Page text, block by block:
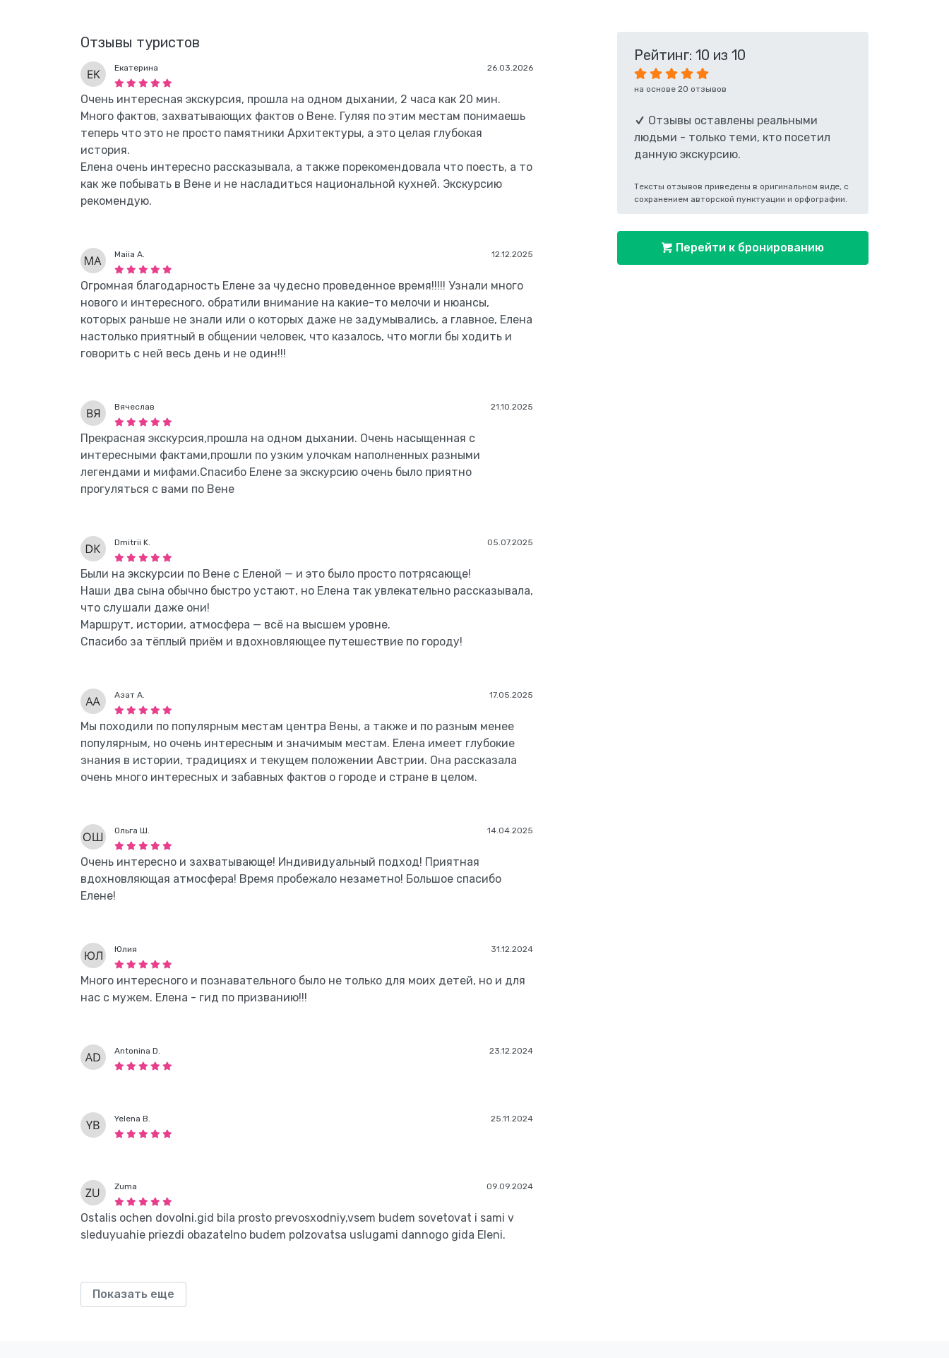
Отзывы туристов
26.03.2026
Екатерина
Очень интересная экскурсия, прошла на одном дыхании, 2 часа как 20 мин.
Много фактов, захватывающих фактов о Вене. Гуляя по этим местам понимаешь
теперь что это не просто памятники Архитектуры, а это целая глубокая
история.
Елена очень интересно рассказывала, а также порекомендовала что поесть, а то
как же побывать в Вене и не насладиться национальной кухней. Экскурсию
рекомендую.
12.12.2025
Maiia A.
Огромная благодарность Елене за чудесно проведенное время!!!!! Узнали много
нового и интересного, обратили внимание на какие-то мелочи и нюансы,
которых раньше не знали или о которых даже не задумывались, а главное, Елена
настолько приятный в общении человек, что казалось, что могли бы ходить и
говорить с ней весь день и не один!!!
21.10.2025
Вячеслав
Прекрасная экскурсия,прошла на одном дыхании. Очень насыщенная с
интересными фактами,прошли по узким улочкам наполненных разными
легендами и мифами.Спасибо Елене за экскурсию очень было приятно
прогуляться с вами по Вене
05.07.2025
Dmitrii K.
Были на экскурсии по Вене с Еленой — и это было просто потрясающе!
Наши два сына обычно быстро устают, но Елена так увлекательно рассказывала,
что слушали даже они!
Маршрут, истории, атмосфера — всё на высшем уровне.
Спасибо за тёплый приём и вдохновляющее путешествие по городу!
17.05.2025
Азат А.
Мы походили по популярным местам центра Вены, а также и по разным менее
популярным, но очень интересным и значимым местам. Елена имеет глубокие
знания в истории, традициях и текущем положении Австрии. Она рассказала
очень много интересных и забавных фактов о городе и стране в целом.
14.04.2025
Ольга Ш.
Очень интересно и захватывающе! Индивидуальный подход! Приятная
вдохновляющая атмосфера! Время пробежало незаметно! Большое спасибо
Елене!
31.12.2024
Юлия
Много интересного и познавательного было не только для моих детей, но и для
нас с мужем. Елена - гид по призванию!!!
23.12.2024
Antonina D.
25.11.2024
Yelena B.
09.09.2024
Zuma
Ostalis ochen dovolni.gid bila prosto prevosxodniy,vsem budem sovetovat i sami v
sleduyuahie priezdi obazatelno budem polzovatsa uslugami dannogo gida Eleni.
Показать еще
Рейтинг: 10 из 10
на основе 20 отзывов
Отзывы оставлены реальными
людьми - только теми, кто посетил
данную экскурсию.
Тексты отзывов приведены в оригинальном виде, с
сохранением авторской пунктуации и орфографии.
Перейти к бронированию